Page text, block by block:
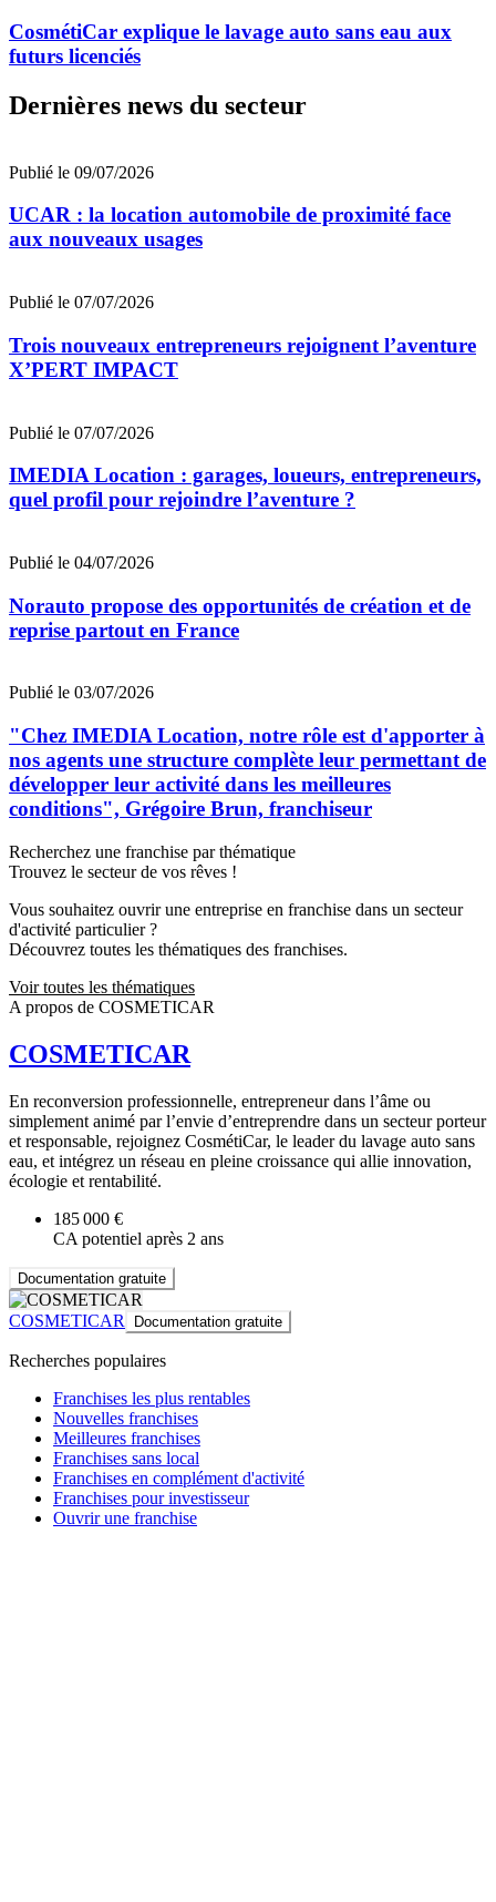
CosmétiCar explique le lavage auto sans eau aux
futurs licenciés
Dernières news du secteur
Publié le 09/07/2026
UCAR : la location automobile de proximité face
aux nouveaux usages
Publié le 07/07/2026
Trois nouveaux entrepreneurs rejoignent l’aventure
X’PERT IMPACT
Publié le 07/07/2026
IMEDIA Location : garages, loueurs, entrepreneurs,
quel profil pour rejoindre l’aventure ?
Publié le 04/07/2026
Norauto propose des opportunités de création et de
reprise partout en France
Publié le 03/07/2026
"Chez IMEDIA Location, notre rôle est d'apporter à
nos agents une structure complète leur permettant de
développer leur activité dans les meilleures
conditions", Grégoire Brun, franchiseur
Recherchez une franchise par thématique
Trouvez le secteur de vos rêves !
Vous souhaitez ouvrir une entreprise en franchise dans un secteur
d'activité particulier ?
Découvrez toutes les thématiques des franchises.
Voir toutes les thématiques
A propos de COSMETICAR
COSMETICAR
En reconversion professionnelle, entrepreneur dans l’âme ou
simplement animé par l’envie d’entreprendre dans un secteur porteur
et responsable, rejoignez CosmétiCar, le leader du lavage auto sans
eau, et intégrez un réseau en pleine croissance qui allie innovation,
écologie et rentabilité.
185 000 €
CA potentiel après 2 ans
Documentation gratuite
COSMETICAR Documentation gratuite
Recherches populaires
Franchises les plus rentables
Nouvelles franchises
Meilleures franchises
Franchises sans local
Franchises en complément d'activité
Franchises pour investisseur
Ouvrir une franchise